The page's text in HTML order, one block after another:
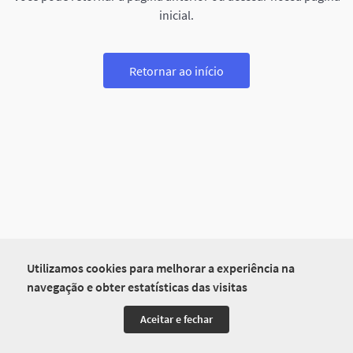
Utilizamos cookies para melhorar a experiência na
navegação e obter estatísticas das visitas
Aceitar e fechar
inicial.
Retornar ao início